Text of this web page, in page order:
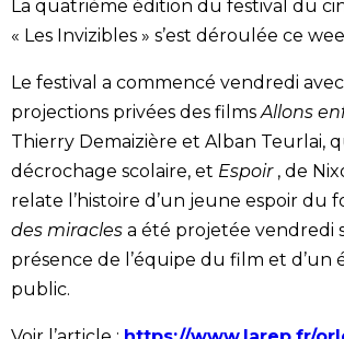
La quatrième édition du festival du
« Les Invizibles » s’est déroulée ce
Le festival a commencé vendredi
projections privées des films Allons
Thierry Demaizière et Alban Teurlai,
décrochage scolaire, et Espoir, de
relate l’histoire d’un jeune espoir du
des miracles a été projetée vendredi
présence de l’équipe du film et d’un
public.